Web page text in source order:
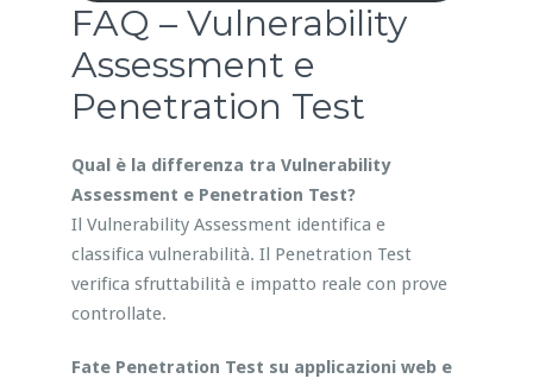
FAQ – Vulnerability
Assessment e
Penetration Test
Qual è la differenza tra Vulnerability
Assessment e Penetration Test?
Il Vulnerability Assessment identifica e
classifica vulnerabilità. Il Penetration Test
verifica sfruttabilità e impatto reale con prove
controllate.
Fate Penetration Test su applicazioni web e